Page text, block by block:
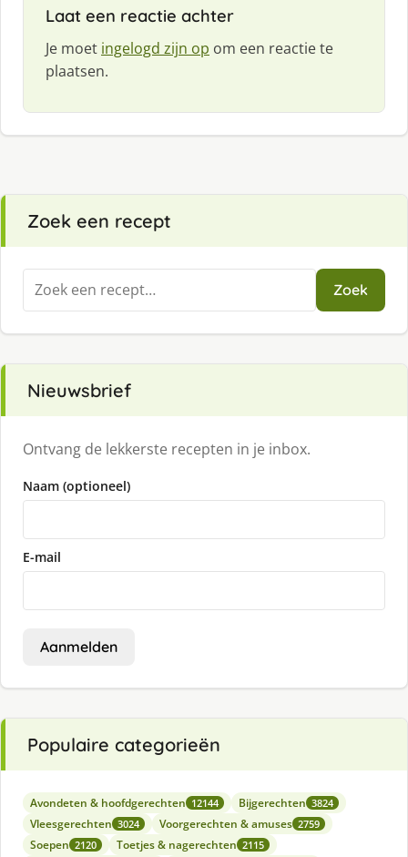
Laat een reactie achter
Je moet ingelogd zijn op om een reactie te
plaatsen.
Zoek een recept
Zoeken
naar:
Zoek
Nieuwsbrief
Ontvang de lekkerste recepten in je inbox.
Naam (optioneel)
E-mail
Aanmelden
Populaire categorieën
Avondeten & hoofdgerechten 12144 Bijgerechten 3824
Vleesgerechten 3024 Voorgerechten & amuses 2759
Soepen 2120 Toetjes & nagerechten 2115